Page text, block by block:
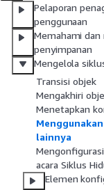
Pelaporan
penggunaan
Memahami
penyimpanan
Mengelola
Transisi objek
Mengakhiri
Menetapkan
lainnya
acara Siklus
Elemen